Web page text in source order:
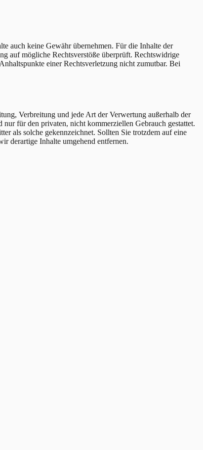
auch keine Gewähr übernehmen. Für die Inhalte der
auf mögliche Rechtsverstöße überprüft. Rechtswidrige
einer Rechtsverletzung nicht zumutbar. Bei
Verbreitung und jede Art der Verwertung außerhalb der
für den privaten, nicht kommerziellen Gebrauch gestattet.
als solche gekennzeichnet. Sollten Sie trotzdem auf eine
derartige Inhalte umgehend entfernen.